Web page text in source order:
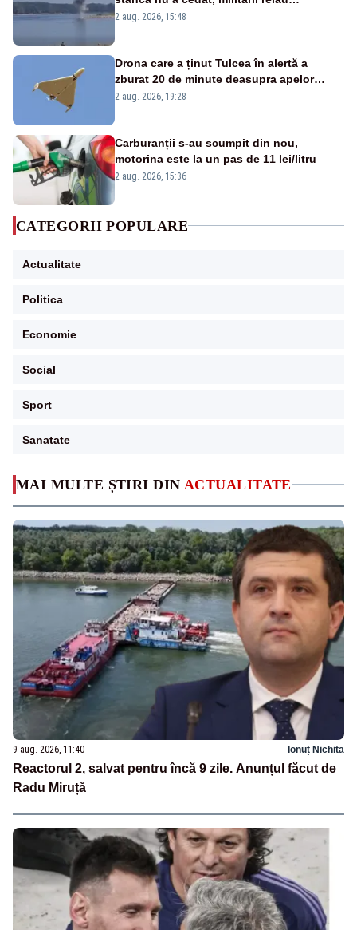
MAI MULTE ȘTIRI DIN ACTUALITATE
9 aug. 2026, 11:40 Ionuț Nichita
Reactorul 2, salvat pentru încă 9 zile. Anunțul făcut de
Radu Miruță
detonările luni – VIDEO
2 aug. 2026, 15:48
Drona care a ținut Tulcea în alertă a
zburat 20 de minute deasupra apelor
României. Au fost ridicate două F-16
2 aug. 2026, 19:28
Carburanții s-au scumpit din nou,
motorina este la un pas de 11 lei/litru
2 aug. 2026, 15:36
CATEGORII POPULARE
Actualitate
Politica
Economie
Social
Sport
Sanatate